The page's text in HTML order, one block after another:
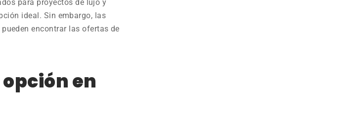
para proyectos de lujo y
ideal. Sin embargo, las
encontrar las ofertas de
en